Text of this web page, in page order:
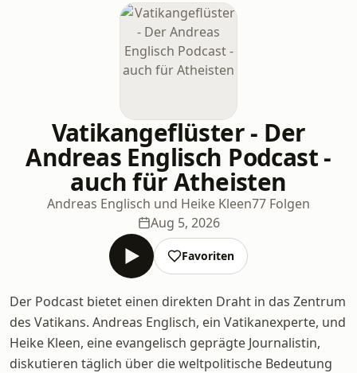
Vatikangeflüster - Der
Andreas Englisch Podcast -
auch für Atheisten
Andreas Englisch und Heike Kleen77 Folgen
Aug 5, 2026
Favoriten
Der Podcast bietet einen direkten Draht in das Zentrum
des Vatikans. Andreas Englisch, ein Vatikanexperte, und
Heike Kleen, eine evangelisch geprägte Journalistin,
diskutieren täglich über die weltpolitische Bedeutung